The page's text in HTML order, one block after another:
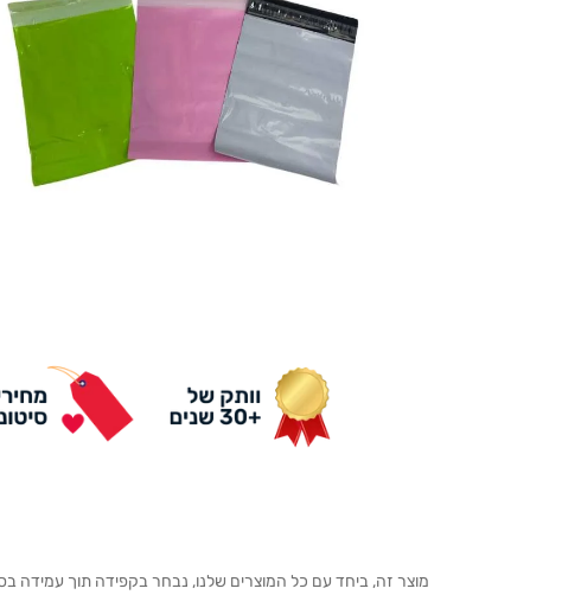
מוצר זה, ביחד עם כל המוצרים שלנו, נבחר בקפידה תוך עמידה